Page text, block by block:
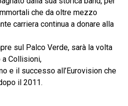
che da oltre mezzo
carriera continua a donare alla
sul Palco Verde, sarà la volta
Collisioni,
e il successo all’Eurovision che
il 2011.